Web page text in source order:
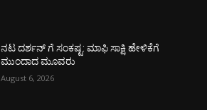
ನಟ ದರ್ಶನ್ ಗೆ ಸಂಕಷ್ಟ: ಮಾಫಿ ಸಾಕ್ಷಿ ಹೇಳಿಕೆಗೆ
ಮುಂದಾದ ಮೂವರು
August 6, 2026